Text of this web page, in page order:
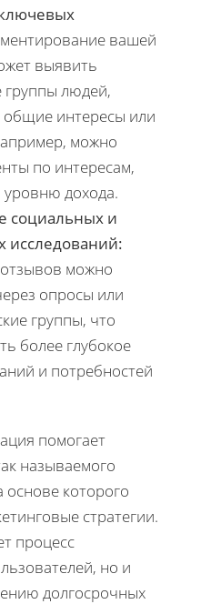
вашей
выявить
группы людей,
интересы или
можно
по интересам,
дохода.
социальных и
исследований:
можно
опросы или
группы, что
более глубокое
и потребностей
помогает
называемого
основе которого
стратегии.
процесс
но и
долгосрочных